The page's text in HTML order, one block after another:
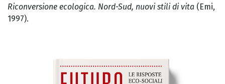
Riconversione ecologica. Nord-Sud, nuovi stili di vita (Emi,
1997).